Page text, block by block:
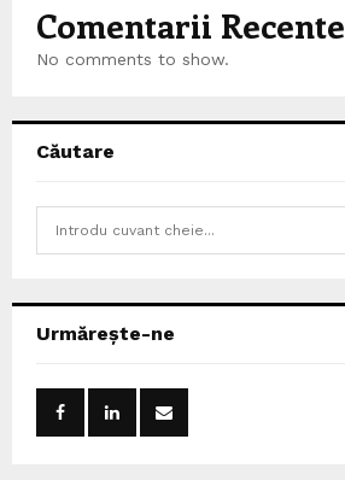
Comentarii Recente
No comments to show.
Căutare
h
Urmărește-ne